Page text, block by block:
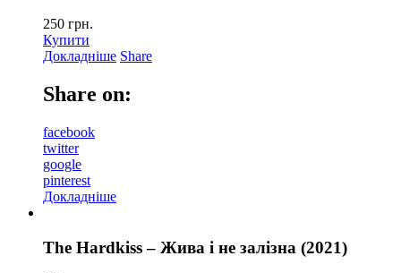
250 грн.
Купити
Докладніше Share
Share on:
facebook
twitter
google
pinterest
Докладніше
The Hardkiss – Жива і не залізна (2021)